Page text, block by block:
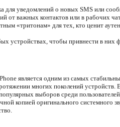
для уведомлений о новых SMS или
от важных контактов или в рабочих
«тритонам» для тех, кто ценит
устройствах, чтобы привнести в них
является одним из самых
многих поколений устройств.
выборов среди
копией оригинального системного